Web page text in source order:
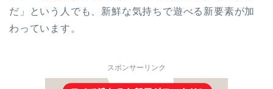
だ」という人でも、新鮮な気持ちで遊べる新要素が加
わっています。
スポンサーリンク